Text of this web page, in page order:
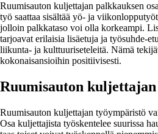
Ruumisauton kuljettajan palkkauksen
työ saattaa sisältää yö- ja
jolloin palkkataso voi olla korkeampi.
tarjoavat erilaisia lisäetuja ja työsuhde-
liikunta- ja kulttuuriseteleitä. Nämä
kokonaisansioihin positiivisesti.
Ruumisauton
Ruumisauton kuljettajan työympäristö
Osa kuljettajista työskentelee suurissa